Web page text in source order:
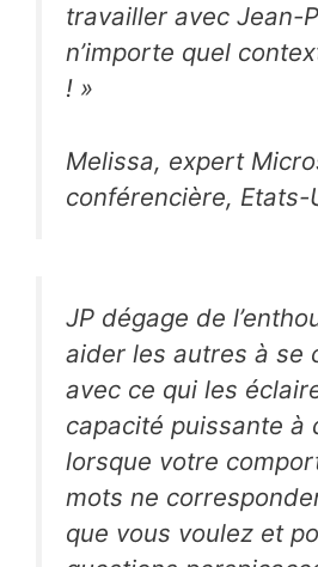
travailler avec Jean-
n’importe quel
! »
Melissa, expert
conférencière, Etats-
JP dégage de
aider les autres à se
avec ce qui les
capacité puissante à
lorsque votre
mots ne
que vous voulez et